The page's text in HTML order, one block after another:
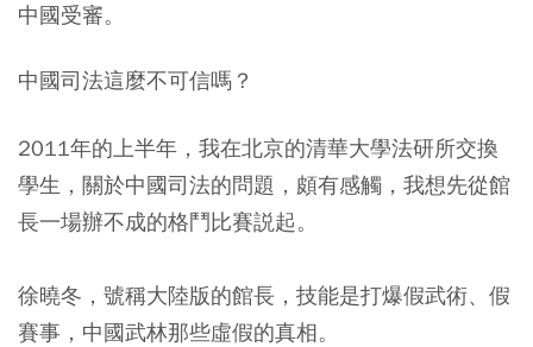
中國受審。
中國司法這麼不可信嗎？
2011年的上半年，我在北京的清華大學法研所交換
學生，關於中國司法的問題，頗有感觸，我想先從館
長一場辦不成的格鬥比賽説起。
徐曉冬，號稱大陸版的館長，技能是打爆假武術、假
賽事，中國武林那些虛假的真相。